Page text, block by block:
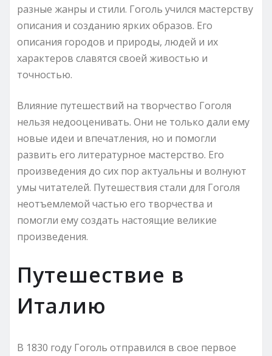
разные жанры и стили. Гоголь учился мастерству
описания и созданию ярких образов. Его
описания городов и природы, людей и их
характеров славятся своей живостью и
точностью.
Влияние путешествий на творчество Гоголя
нельзя недооценивать. Они не только дали ему
новые идеи и впечатления, но и помогли
развить его литературное мастерство. Его
произведения до сих пор актуальны и волнуют
умы читателей. Путешествия стали для Гоголя
неотъемлемой частью его творчества и
помогли ему создать настоящие великие
произведения.
Путешествие в
Италию
В 1830 году Гоголь отправился в свое первое